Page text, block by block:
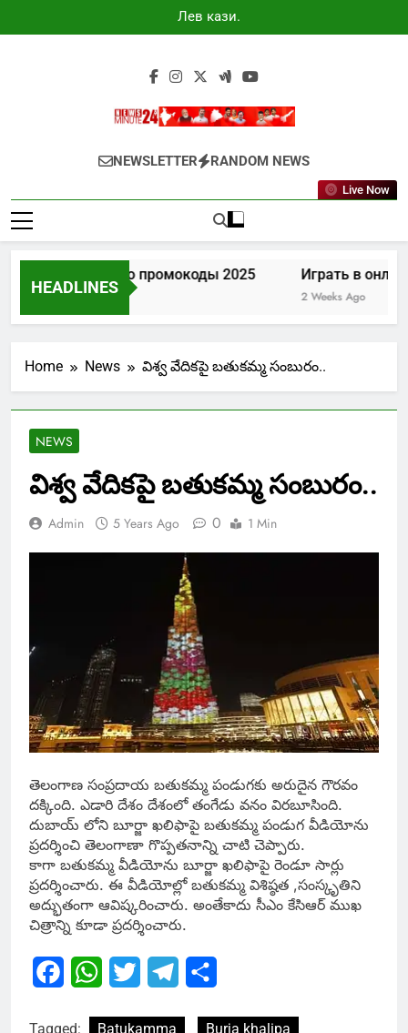
to
Лев казино
промокоды
Newsminute24
Get All Updated Telugu News
NEWSLETTER RANDOM NEWS
Live Now
HEADLINES
Лев казино промокоды 2025
7 Days Ago
Играть в
2 Weeks Ago
Home News విశ్వ వేదికపై బతుకమ్మ సంబురం..
NEWS
విశ్వ వేదికపై బతుకమ్మ సంబురం..
Admin 5 Years Ago 0 1 Min
తెలంగాణ సంప్రదాయ బతుకమ్మ పండుగకు అరుదైన గౌరవం
దక్కింది. ఎడారి దేశం దేశంలో తంగేడు వనం విరబూసింది.
దుబాయ్ లోని బూర్జా ఖలిఫాపై బతుకమ్మ పండుగ వీడియోను
ప్రదర్శించి తెలంగాణా గొప్పతనాన్ని చాటి చెప్పారు.
కాగా బతుకమ్మ వీడియోను బూర్జా ఖలిఫాపై రెండూ సార్లు
ప్రదర్శించారు. ఈ వీడియోల్లో బతుకమ్మ విశిష్ఠత ,సంస్కృతిని
అద్భుతంగా ఆవిష్కరించారు. అంతేకాదు సీఎం కేసిఆర్ ముఖ
చిత్రాన్ని కూడా ప్రదర్శించారు.
FacebookWhatsApp
Twitter Telegram
Tagged: Batukamma
Burja khalipa